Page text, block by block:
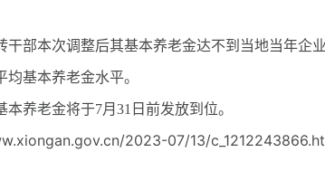
本次调整后其基本养老金达不到当地当年企
基本养老金水平。
养老金将于7月31日前发放到位。
2023-07/13/